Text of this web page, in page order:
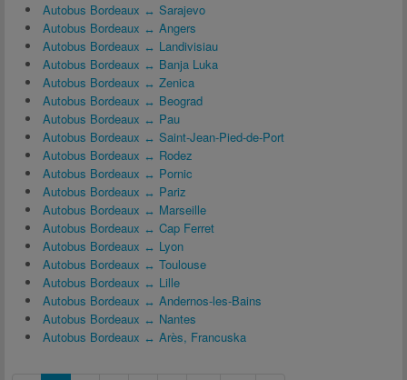
Autobus Bordeaux ↔ Sarajevo
Autobus Bordeaux ↔ Angers
Autobus Bordeaux ↔ Landivisiau
Autobus Bordeaux ↔ Banja Luka
Autobus Bordeaux ↔ Zenica
Autobus Bordeaux ↔ Beograd
Autobus Bordeaux ↔ Pau
Autobus Bordeaux ↔ Saint-Jean-Pied-de-Port
Autobus Bordeaux ↔ Rodez
Autobus Bordeaux ↔ Pornic
Autobus Bordeaux ↔ Pariz
Autobus Bordeaux ↔ Marseille
Autobus Bordeaux ↔ Cap Ferret
Autobus Bordeaux ↔ Lyon
Autobus Bordeaux ↔ Toulouse
Autobus Bordeaux ↔ Lille
Autobus Bordeaux ↔ Andernos-les-Bains
Autobus Bordeaux ↔ Nantes
Autobus Bordeaux ↔ Arès, Francuska